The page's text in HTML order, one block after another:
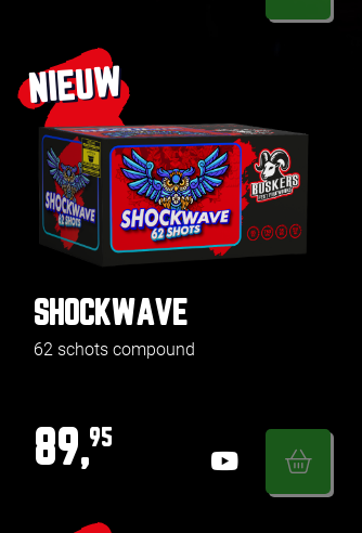
NIEUW
SHOCKWAVE
62 schots compound
89,95